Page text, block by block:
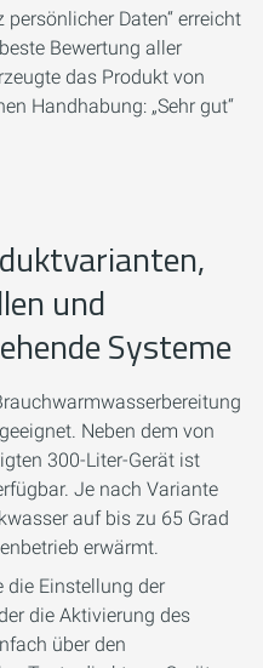
persönlicher Daten“ erreicht
Bewertung aller
das Produkt von
Handhabung: „Sehr gut“
und
Systeme
Neben dem von
300-Liter-Gerät ist
Je nach Variante
auf bis zu 65 Grad
erwärmt.
die Einstellung der
die Aktivierung des
über den